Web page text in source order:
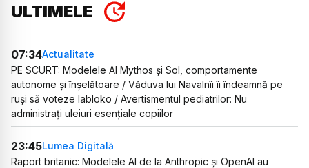
ULTIMELE
07:34Actualitate
PE SCURT: Modelele AI Mythos și Sol, comportamente
autonome și înșelătoare / Văduva lui Navalnîi îi îndeamnă pe
ruși să voteze Iabloko / Avertismentul pediatrilor: Nu
administrați uleiuri esențiale copiilor
23:45Lumea Digitală
Raport britanic: Modelele AI de la Anthropic și OpenAI au